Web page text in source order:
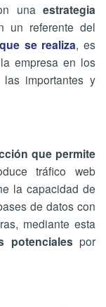
una estrategia
un referente del
se realiza, es
empresa en los
importantes y
que permite
tráfico web
la capacidad de
de datos con
mediante esta
potencialespor